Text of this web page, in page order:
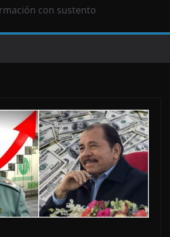
con sustento